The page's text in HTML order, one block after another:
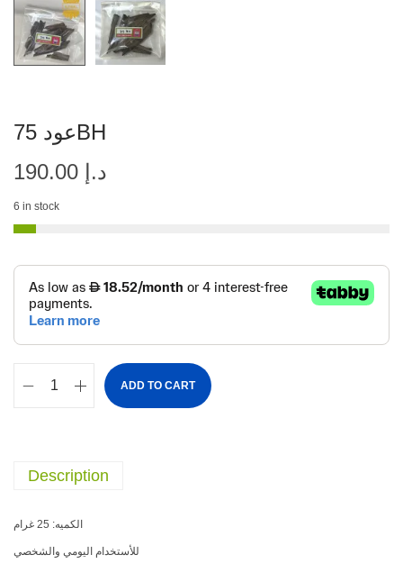
عود 75BH
د.إ
6 in stock
ADD TO CART
Description
الكميه: 25 غرام
للأستخدام اليومي والشخصي